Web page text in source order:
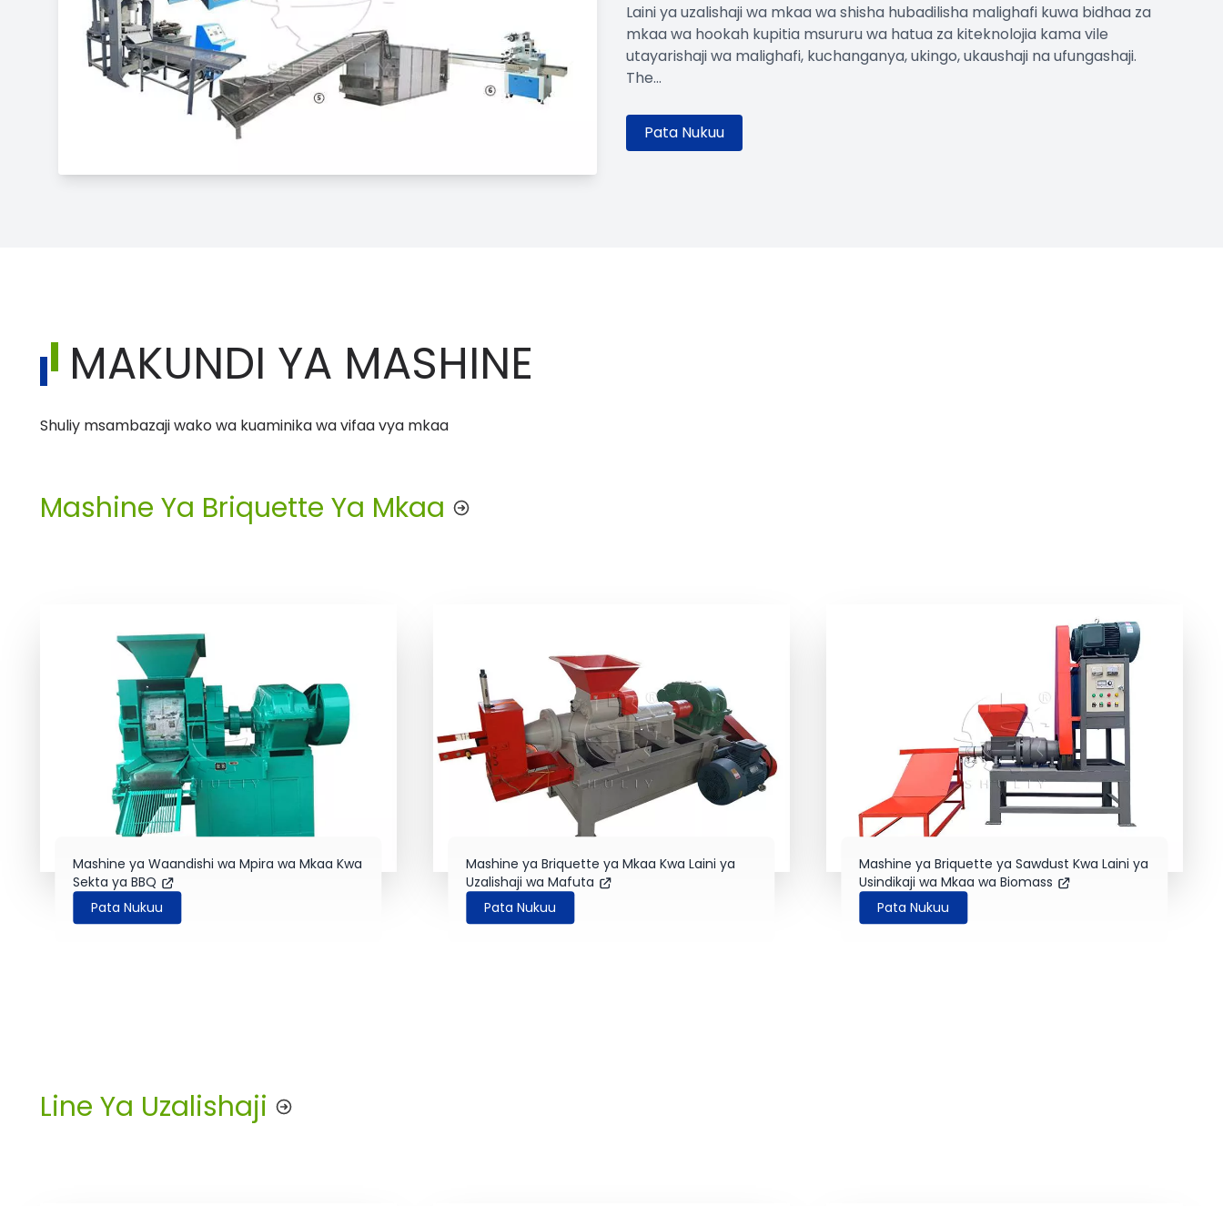
Laini ya uzalishaji wa mkaa wa shisha hubadilisha malighafi kuwa bidhaa za
mkaa wa hookah kupitia msururu wa hatua za kiteknolojia kama vile
utayarishaji wa malighafi, kuchanganya, ukingo, ukaushaji na ufungashaji.
The...
Pata Nukuu
MAKUNDI YA MASHINE
Shuliy msambazaji wako wa kuaminika wa vifaa vya mkaa
Mashine Ya Briquette Ya Mkaa
Mashine ya Waandishi wa Mpira wa Mkaa Kwa
Sekta ya BBQ
Pata Nukuu
Mashine ya Briquette ya Mkaa Kwa Laini ya
Uzalishaji wa Mafuta
Pata Nukuu
Mashine ya Briquette ya Sawdust Kwa Laini ya
Usindikaji wa Mkaa wa Biomass
Pata Nukuu
Line Ya Uzalishaji